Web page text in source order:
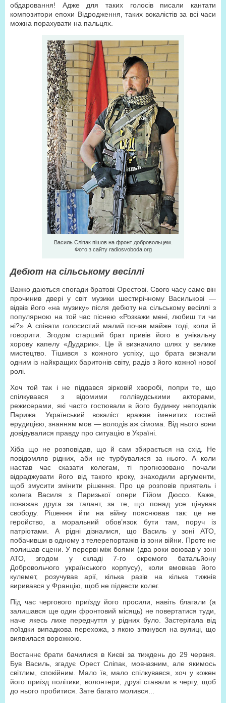
обдаровання! Адже для таких голосів писали кантати
композитори епохи Відродження, таких вокалістів за всі часи
можна порахувати на пальцях.
Василь Сліпак пішов на фронт добровольцем.
Фото з сайту radiosvoboda.org
Дебют на сільському весіллі
Важко даються спогади братові Орестові. Свого часу саме він
прочинив двері у світ музики шестирічному Василькові —
відвів його «на музику» після дебюту на сільському весіллі з
популярною на той час піснею «Розкажи мені, любиш ти чи
ні?» А співати голосистий малий почав майже тоді, коли й
говорити. Згодом старший брат привів його в унікальну
хорову капелу «Дударик». Це й визначило шлях у велике
мистецтво. Тішився з кожного успіху, що брата визнали
одним із найкращих баритонів світу, радів з його кожної нової
ролі.
Хоч той так і не піддався зірковій хворобі, попри те, що
спілкувався з відомими голлівудськими акторами,
режисерами, які часто гостювали в його будинку неподалік
Парижа. Український вокаліст вражав іменитих гостей
ерудицією, знанням мов — володів аж сімома. Від нього вони
довідувалися правду про ситуацію в Україні.
Хіба що не розповідав, що й сам збирається на схід. Не
повідомляв рідних, аби не турбувалися за нього. А коли
настав час сказати колегам, ті прогнозовано почали
відраджувати його від такого кроку, знаходили аргументи,
щоб змусити змінити рішення. Про це розповів приятель і
колега Василя з Паризької опери Гійом Дюссо. Каже,
поважав друга за талант, за те, що понад усе цінував
свободу. Рішення йти на війну пояснював так: це не
геройство, а моральний обов’язок бути там, поруч із
патріотами. А рідні дізналися, що Василь у зоні АТО,
побачивши в одному з телерепортажів із зони війни. Проте не
полишав сцени. У перерві між боями (два роки воював у зоні
АТО, згодом у складі 7-го окремого батальйону
Добровольчого українського корпусу), коли вмовкав його
кулемет, розучував арії, кілька разів на кілька тижнів
виривався у Францію, щоб не підвести колег.
Під час чергового приїзду його просили, навіть благали (а
залишався ще один фронтовий місяць) не повертатися туди,
наче якесь лихе передчуття у рідних було. Застерігала від
поїздки випадкова перехожа, з якою зіткнувся на вулиці, що
виявилася ворожкою.
Востаннє брати бачилися в Києві за тиждень до 29 червня.
Був Василь, згадує Орест Сліпак, мовчазним, але якимось
світлим, спокійним. Мало їв, мало спілкувався, хоч у кожен
його приїзд політики, волонтери, друзі ставали в чергу, щоб
до нього пробитися. Зате багато молився...